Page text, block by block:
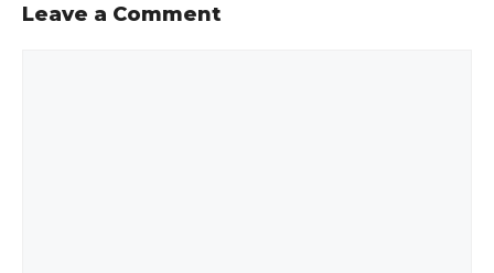
Leave a Comment